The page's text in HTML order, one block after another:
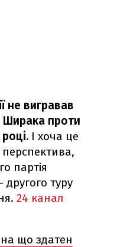
не вигравав
Ширака проти
І хоча це
партія
другого туру
24 канал
що здатен